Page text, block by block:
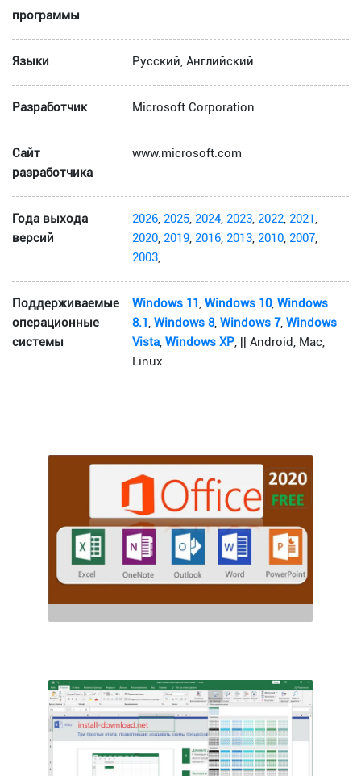
программы
Языки Русский, Английский
Разработчик Microsoft Corporation
Сайт
разработчика
www.microsoft.com
Года выхода
версий
2026, 2025, 2024, 2023, 2022, 2021,
2020, 2019, 2016, 2013, 2010, 2007,
2003,
Поддерживаемые
операционные
системы
Windows 11,Windows 10,Windows
8.1,Windows 8,Windows 7,Windows
Vista,Windows XP, || Android, Mac,
Linux